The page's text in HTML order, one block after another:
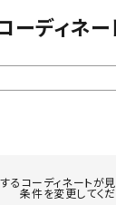
ーディネ
るコーディネートが
条件を変更してくだ